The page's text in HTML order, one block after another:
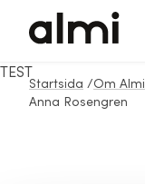
Startsida /Om Almi
Anna Rosengren
TEST